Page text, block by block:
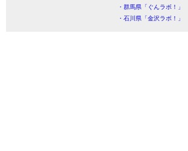
・群馬県「ぐんラボ！」
・石川県「金沢ラボ！」